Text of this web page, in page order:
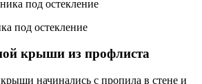
под остекление
крыши из профлиста
начинались с пропила в стене и